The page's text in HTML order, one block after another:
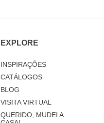
EXPLORE
INSPIRAÇÕES
CATÁLOGOS
BLOG
VISITA VIRTUAL
QUERIDO, MUDEI A